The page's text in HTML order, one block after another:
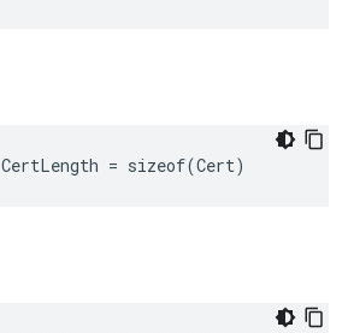
CertLength = sizeof(Cert)